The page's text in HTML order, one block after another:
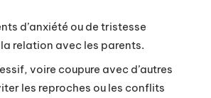
d’anxiété ou de tristesse
relation avec les parents.
voire coupure avec d’autres
les reproches ou les conflits